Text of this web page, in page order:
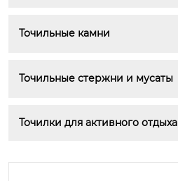
Точильные камни
Точильные стержни и мусаты
Точилки для активного отдыха